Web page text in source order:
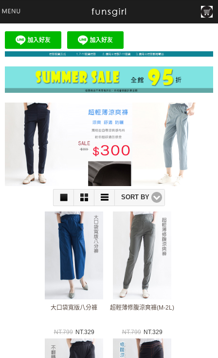
SORT BY
大口袋寬版八分褲
NT.799 NT.329
超輕薄修腹涼爽褲(M-2L)
NT.799 NT.329